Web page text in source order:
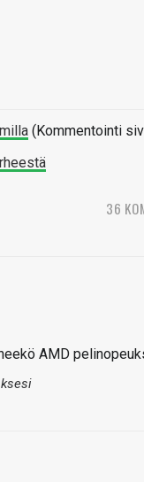
(Kommentointi
36
AMD